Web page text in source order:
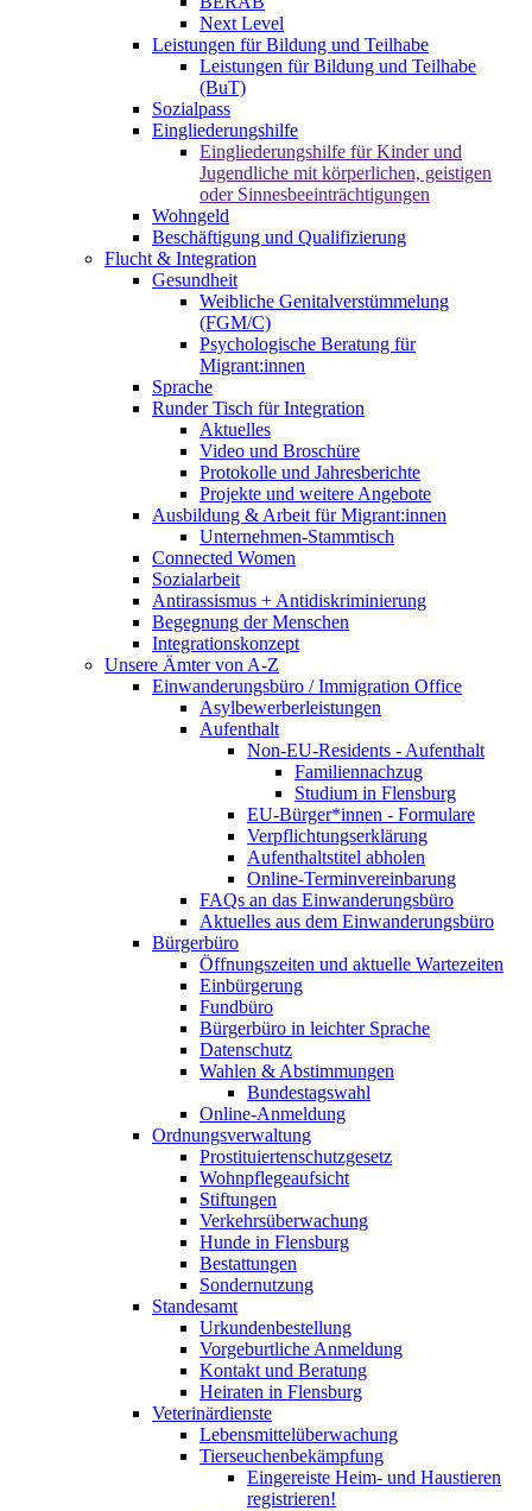
Next Level
Leistungen für Bildung und Teilhabe
Leistungen für Bildung und Teilhabe
(BuT)
Sozialpass
Eingliederungshilfe
Eingliederungshilfe für Kinder und
Jugendliche mit körperlichen, geistigen
oder Sinnesbeeinträchtigungen
Wohngeld
Beschäftigung und Qualifizierung
Flucht & Integration
Gesundheit
Weibliche Genitalverstümmelung
(FGM/C)
Psychologische Beratung für
Migrant:innen
Sprache
Runder Tisch für Integration
Aktuelles
Video und Broschüre
Protokolle und Jahresberichte
Projekte und weitere Angebote
Ausbildung & Arbeit für Migrant:innen
Unternehmen-Stammtisch
Connected Women
Sozialarbeit
Antirassismus + Antidiskriminierung
Begegnung der Menschen
Integrationskonzept
Unsere Ämter von A-Z
Einwanderungsbüro / Immigration Office
Asylbewerberleistungen
Aufenthalt
Non-EU-Residents - Aufenthalt
Familiennachzug
Studium in Flensburg
EU-Bürger*innen - Formulare
Verpflichtungserklärung
Aufenthaltstitel abholen
Online-Terminvereinbarung
FAQs an das Einwanderungsbüro
Aktuelles aus dem Einwanderungsbüro
Bürgerbüro
Öffnungszeiten und aktuelle Wartezeiten
Einbürgerung
Fundbüro
Bürgerbüro in leichter Sprache
Datenschutz
Wahlen & Abstimmungen
Bundestagswahl
Online-Anmeldung
Ordnungsverwaltung
Prostituiertenschutzgesetz
Wohnpflegeaufsicht
Stiftungen
Verkehrsüberwachung
Hunde in Flensburg
Bestattungen
Sondernutzung
Standesamt
Urkundenbestellung
Vorgeburtliche Anmeldung
Kontakt und Beratung
Heiraten in Flensburg
Veterinärdienste
Lebensmittelüberwachung
Tierseuchenbekämpfung
Eingereiste Heim- und Haustieren
registrieren!